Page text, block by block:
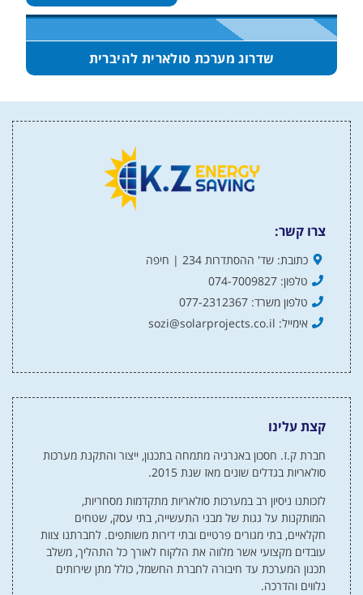
שדרוג מערכת סולארית להיברית
צרו קשר:
כתובת: שד' ההסתדרות 234 | חיפה
טלפון: 074-7009827
טלפון משרד: 077-2312367
אימייל: sozi@solarprojects.co.il
קצת עלינו
חברת ק.ז. חסכון באנרגיה מתמחה בתכנון, ייצור והתקנת מערכות
סולאריות בגדלים שונים מאז שנת 2015.
לזכותנו ניסיון רב במערכות סולאריות מתקדמות מסחריות,
המותקנות על גגות של מבני התעשייה, בתי עסק, שטחים
חקלאיים, בתי מגורים פרטיים ובתי דירות משותפים. לחברתנו צוות
עובדים מקצועי אשר מלווה את הלקוח לאורך כל התהליך, משלב
תכנון המערכת עד חיבורה לחברת החשמל, כולל מתן שירותים
נלווים והדרכה.